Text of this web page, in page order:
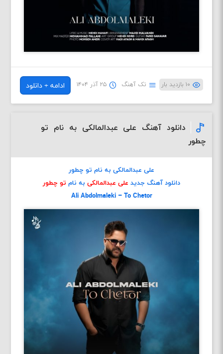
۱۰ بازدید بار تک آهنگ ۲۵ آذر ۱۴۰۴ ادامه + دانلود
دانلود آهنگ علی عبدالمالکی به نام تو
چطور
علی عبدالمالکی به نام تو چطور
دانلود آهنگ جدید علی عبدالمالکی به نام تو چطور
Ali Abdolmaleki – To Chetor